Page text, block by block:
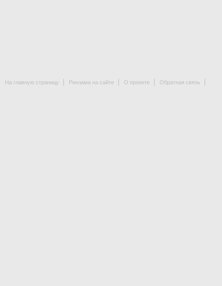
На главную страницу Реклама на сайте О проекте Обратная связь